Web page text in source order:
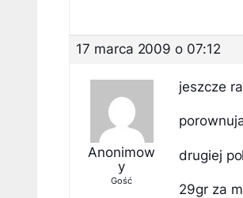
17 marca 2009 o 07:12
Anonimow
y
Gość
jeszcze
drugiej
29gr za